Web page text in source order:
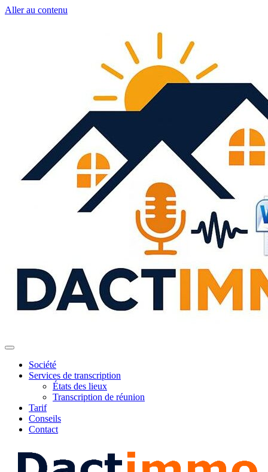
Aller au contenu
Société
Services de transcription
États des lieux
Transcription de réunion
Tarif
Conseils
Contact